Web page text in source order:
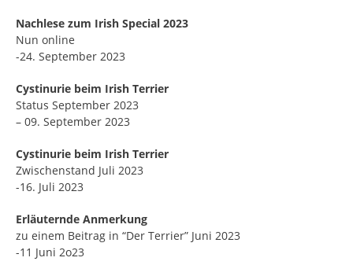
Nachlese zum Irish Special 2023
Nun online
-24. September 2023
Cystinurie beim Irish Terrier
Status September 2023
– 09. September 2023
Cystinurie beim Irish Terrier
Zwischenstand Juli 2023
-16. Juli 2023
Erläuternde Anmerkung
zu einem Beitrag in “Der Terrier” Juni 2023
-11 Juni 2o23